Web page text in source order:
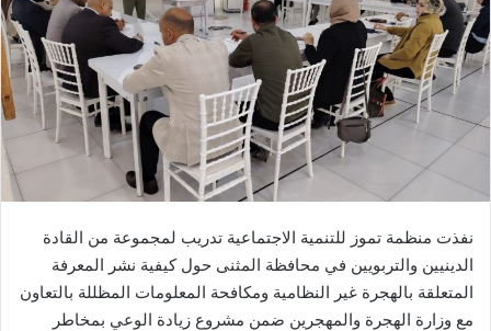
نفذت منظمة تموز للتنمية الاجتماعية تدريب لمجموعة من القادة
الدينيين والتربويين في محافظة المثنى حول كيفية نشر المعرفة
المتعلقة بالهجرة غير النظامية ومكافحة المعلومات المظللة بالتعاون
مع وزارة الهجرة والمهجرين ضمن مشروع زيادة الوعي بمخاطر